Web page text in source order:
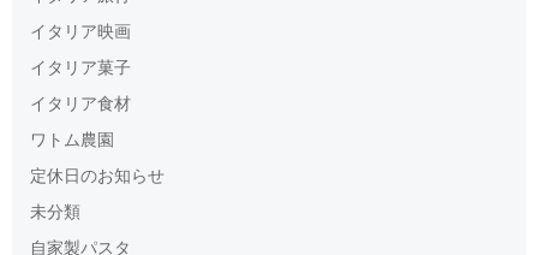
イタリア映画
イタリア菓子
イタリア食材
ワトム農園
定休日のお知らせ
未分類
自家製パスタ